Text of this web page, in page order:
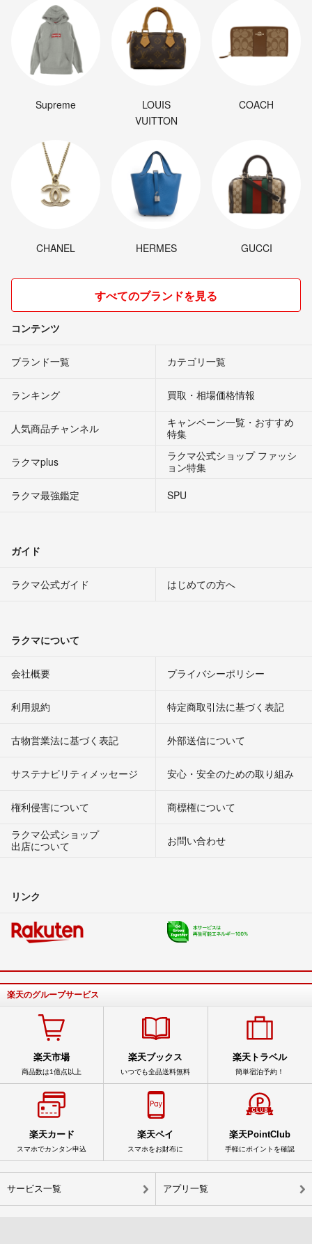
見える場合があります。
■商品管理
・ペットはいません。タバコも吸いません。
・検品して販売させていただいていますが、万が一不良や使用に支障が
あるような商品が届きましたら、返品・交換等しっかりと対応致します
場合もございます。
■注意事項
・発送前キャンセルが可能です、お気軽にお申し付けください。
・返送された場合の再送の送料はご購入者様ご負担となります。
Supreme
LOUIS
VUITTON
COACH
CHANEL HERMES GUCCI
すべてのブランドを見る
コンテンツ
ブランド一覧 カテゴリ一覧
ランキング 買取・相場価格情報
人気商品チャンネル
キャンペーン一覧・おすすめ
特集
ラクマplus
ラクマ公式ショップ ファッシ
ョン特集
ラクマ最強鑑定
SPU
ガイド
ラクマ公式ガイド はじめての方へ
ラクマについて
会社概要 プライバシーポリシー
利用規約 特定商取引法に基づく表記
古物営業法に基づく表記 外部送信について
サステナビリティメッセージ 安心・安全のための取り組み
権利侵害について
商標権について
ラクマ公式ショップ
出店について
お問い合わせ
リンク
楽天のグループサービス
楽天市場
商品数は1億点以上
楽天ブックス
いつでも全品送料無料
楽天トラベル
簡単宿泊予約！
楽天カード
スマホでカンタン申込
楽天ペイ
スマホをお財布に
楽天PointClub
手軽にポイントを確認
サービス一覧 アプリ一覧